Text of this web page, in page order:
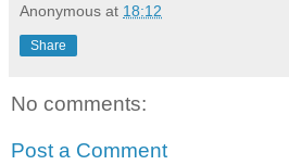
Anonymous at 18:12
Share
No comments:
Post a Comment